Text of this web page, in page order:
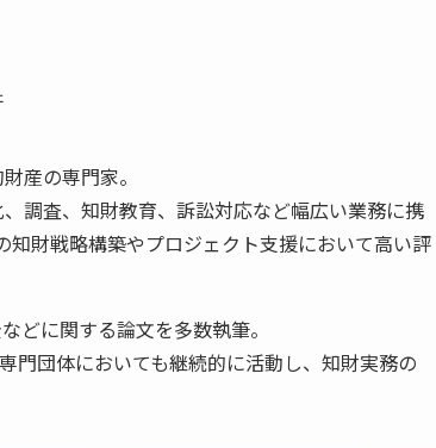
産の専門家。
調査、知財教育、訴訟対応など幅広い業務に携
財戦略構築やプロジェクト支援において高い評
どに関する論文を多数執筆。
門団体においても継続的に活動し、知財実務の